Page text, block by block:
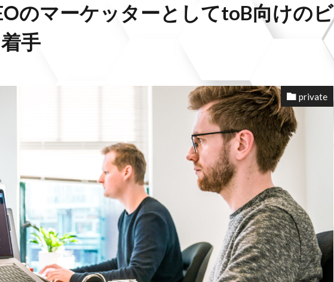
のマーケッターとしてtoB向けのビ
手
private